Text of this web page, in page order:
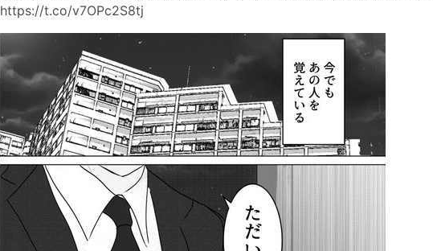
https://t.co/v7OPc2S8tj